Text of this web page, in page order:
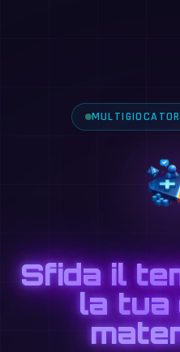
Sfida il
la tua